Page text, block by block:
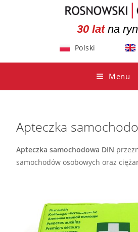
30 lat na
Polski
Menu
Apteczka
Apteczka samochodowa DIN
samochodów osobowych oraz